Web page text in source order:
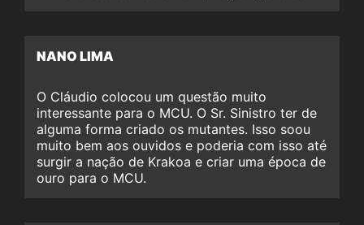
NANO LIMA
O Cláudio colocou um questão muito
interessante para o MCU. O Sr. Sinistro ter de
alguma forma criado os mutantes. Isso soou
muito bem aos ouvidos e poderia com isso até
surgir a nação de Krakoa e criar uma época de
ouro para o MCU.